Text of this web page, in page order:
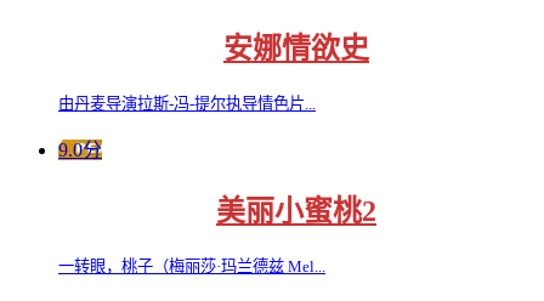
安娜情欲史
由丹麦导演拉斯-冯-提尔执导情色片...
9.0分
美丽小蜜桃2
一转眼，桃子（梅丽莎·玛兰德兹 Mel...